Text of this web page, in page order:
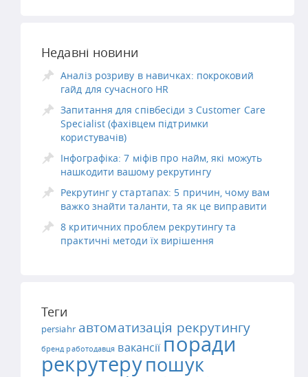
Недавні новини
Аналіз розриву в навичках: покроковий
гайд для сучасного HR
Запитання для співбесіди з Customer Care
Specialist (фахівцем підтримки
користувачів)
Інфографіка: 7 міфів про найм, які можуть
нашкодити вашому рекрутингу
Рекрутинг у стартапах: 5 причин, чому вам
важко знайти таланти, та як це виправити
8 критичних проблем рекрутингу та
практичні методи їх вирішення
Теги
persiahr автоматизація рекрутингу
бренд работодавця вакансії поради
рекрутерупошук